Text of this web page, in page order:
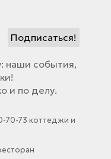
наши события,
и по делу.
70-73 коттеджи и